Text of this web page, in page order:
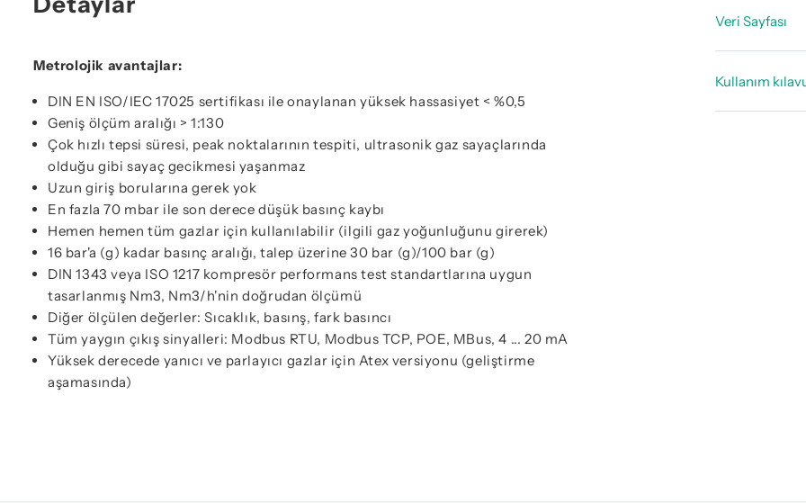
Metrolojik avantajlar:
DIN EN ISO/IEC 17025 sertifikası ile onaylanan yüksek hassasiyet < %0,5
Geniş ölçüm aralığı > 1:130
Çok hızlı tepsi süresi, peak noktalarının tespiti, ultrasonik gaz sayaçlarında
olduğu gibi sayaç gecikmesi yaşanmaz
Uzun giriş borularına gerek yok
En fazla 70 mbar ile son derece düşük basınç kaybı
Hemen hemen tüm gazlar için kullanılabilir (ilgili gaz yoğunluğunu girerek)
16 bar'a (g) kadar basınç aralığı, talep üzerine 30 bar (g)/100 bar (g)
DIN 1343 veya ISO 1217 kompresör performans test standartlarına uygun
tasarlanmış Nm3, Nm3/h'nin doğrudan ölçümü
Diğer ölçülen değerler: Sıcaklık, basınş, fark basıncı
Tüm yaygın çıkış sinyalleri: Modbus RTU, Modbus TCP, POE, MBus, 4 ... 20 mA
Yüksek derecede yanıcı ve parlayıcı gazlar için Atex versiyonu (geliştirme
aşamasında)
Veri Sayfası
Kullanım